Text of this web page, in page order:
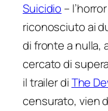
Suicidio –
riconosciuto ai
di fronte a nulla,
cercato di
il trailer diThe
censurato, vien